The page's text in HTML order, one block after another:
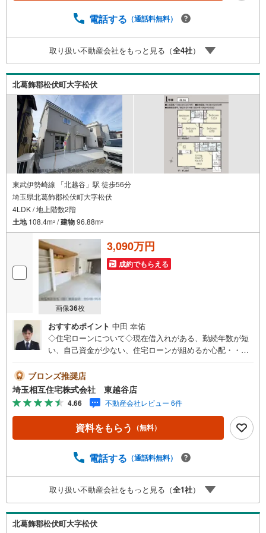
円のご紹介料をお支払いさせて頂きます！詳しくはスタッ
マイカーでも安心！2.チャイルドスペース、授乳室、ベビ
ーベッド完備3.他にもファミリーに優しい『あったら良い
な』がここにある！ミルク用浄水サーバー、紙おむつ、ア
メニティ、大型個室2部屋、各ブースモニター等
電話する （通話料無料）
取り扱い不動産会社をもっと見る（全4社）
北葛飾郡松伏町大字松伏
東武伊勢崎線 「北越谷」駅 徒歩56分
埼玉県北葛飾郡松伏町大字松伏
4LDK / 地上階数2階
土地108.4m2 /建物96.88m2
画像36枚
3,090万円
成約でもらえる
おすすめポイント 中田 幸佑
◇住宅ローンについて◇現在借入れがある、勤続年数が短
い、自己資金が少ない、住宅ローンが組めるか心配・・・
ーおります！お気軽にご相談下さい。◇買取保証付き売却
システム◇お住み替えでご自宅が売れない、不動産早期現
金化をしたい、他社に販売活動を依頼しているが売れな
い・・・そう思われている方。一定期間で成約に至らなか
った場合、予め設定させていただいた金額で当社が買取致
します。越谷の戸建、土地、マンション買取は弊社まで！
いただき、ご契約になりますと素敵な特典を差し上げま
イクロン掃除機等をプレゼント♪（特典は当社一定基準を
設けております。詳しくはお問合せ下さい）◇お子様がい
るお客様でも安心◇キッズスペース完備。チャイルドシー
トも完備しているので、必要の際はお声掛け下さい。
ブロンズ推奨店
埼玉相互住宅株式会社 東越谷店
4.66 不動産会社レビュー 6件
資料をもらう （無料）
電話する （通話料無料）
取り扱い不動産会社をもっと見る（全1社）
北葛飾郡松伏町大字松伏